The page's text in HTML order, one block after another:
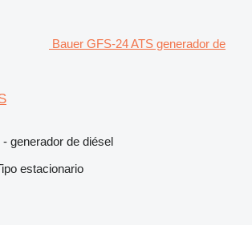
Bauer GFS-24 ATS generador de
generador de diésel
estacionario